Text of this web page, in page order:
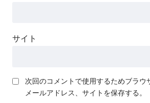
サイト
次回のコメントで使用するためブラウ
メールアドレス、サイトを保存する。